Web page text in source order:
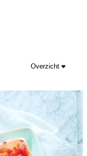
Overzicht